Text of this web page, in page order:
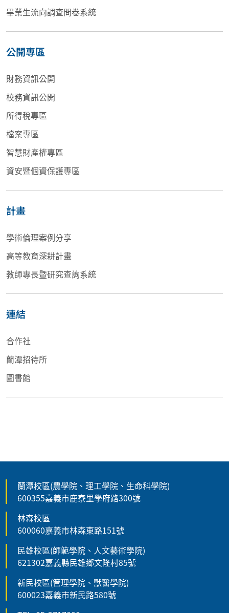
畢業生流向調查問卷系統
公開專區
財務資訊公開
校務資訊公開
所得稅專區
檔案專區
智慧財產權專區
資安暨個資保護專區
計畫
學術倫理案例分享
高等教育深耕計畫
教師專長暨研究查詢系統
連結
合作社
蘭潭招待所
圖書館
蘭潭校區(農學院、理工學院、生命科學院)
600355嘉義市鹿寮里學府路300號
林森校區
600060嘉義市林森東路151號
民雄校區(師範學院、人文藝術學院)
621302嘉義縣民雄鄉文隆村85號
新民校區(管理學院、獸醫學院)
600023嘉義市新民路580號